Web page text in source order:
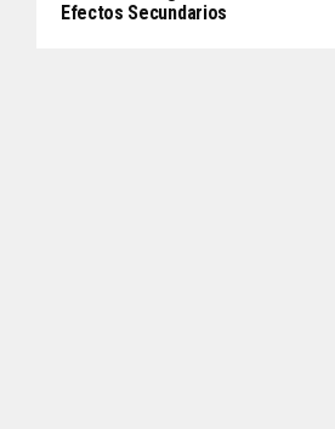
Efectos Secundarios